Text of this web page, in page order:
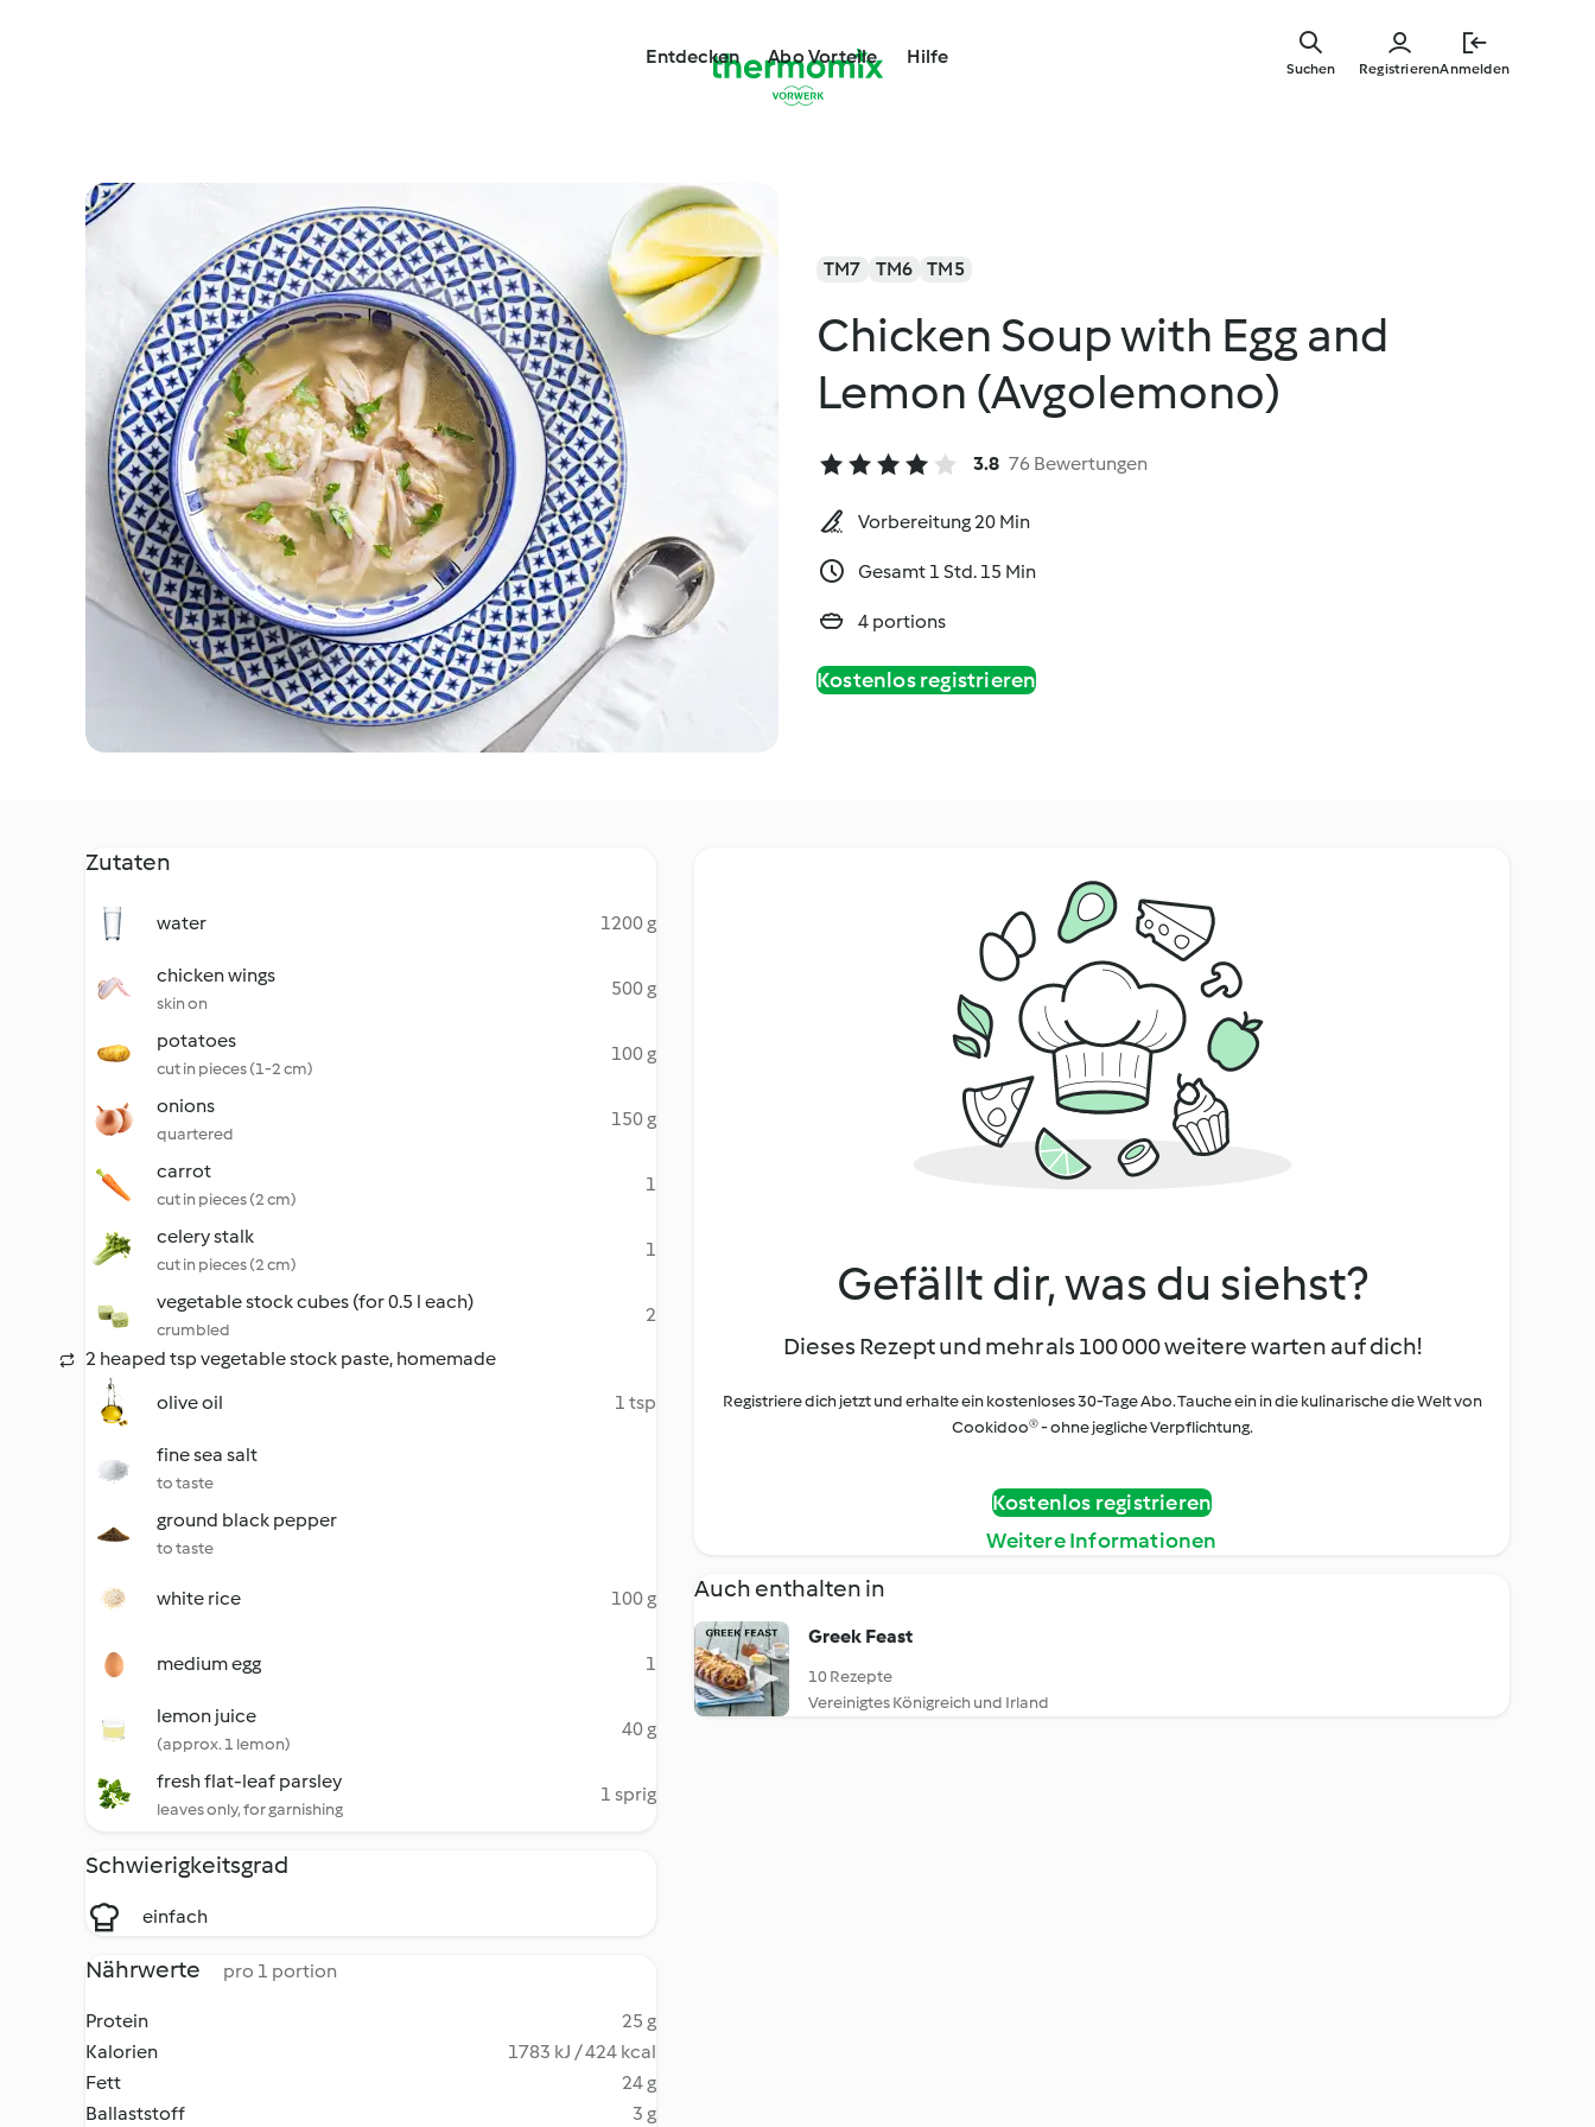
springen
Entdecken Abo Vorteile Hilfe
RegistrierenAnmelden
Suchen
TM7 TM6 TM5
Chicken Soup with Egg and
Lemon (Avgolemono)
3.8 76 Bewertungen
Vorbereitung 20 Min
Gesamt 1 Std. 15 Min
4 portions
Kostenlos registrieren
Zutaten
water 1200 g
chicken wings
skin on
500 g
potatoes
cut in pieces (1-2 cm)
100 g
onions
quartered
150 g
carrot
cut in pieces (2 cm)
1
celery stalk
cut in pieces (2 cm)
1
vegetable stock cubes (for 0.5 l each)
crumbled
2
2 heaped tsp vegetable stock paste, homemade
olive oil
1 tsp
fine sea salt
to taste
ground black pepper
to taste
white rice 100 g
medium egg 1
lemon juice
(approx. 1 lemon)
40 g
fresh flat-leaf parsley
leaves only, for garnishing
1 sprig
Schwierigkeitsgrad
einfach
Nährwerte pro 1 portion
Protein
25 g
Kalorien
1783 kJ / 424 kcal
Fett
24 g
Ballaststoff
3 g
Gefällt dir, was du siehst?
Dieses Rezept und mehr als 100 000 weitere warten auf dich!
Registriere dich jetzt und erhalte ein kostenloses 30-Tage Abo. Tauche ein in die kulinarische die Welt von
Cookidoo® - ohne jegliche Verpflichtung.
Kostenlos registrieren
Weitere Informationen
Auch enthalten in
Greek Feast
10 Rezepte
Vereinigtes Königreich und Irland